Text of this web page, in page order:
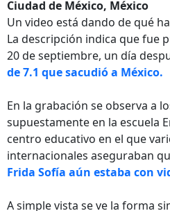
Ciudad de México, México
Un video está dando de qué
La descripción indica que fue
20 de septiembre, un día
de 7.1 que sacudió a México.
En la grabación se observa a
supuestamente en la escuela
centro educativo en el que
internacionales aseguraban
Frida Sofía aún estaba con
A simple vista se ve la forma